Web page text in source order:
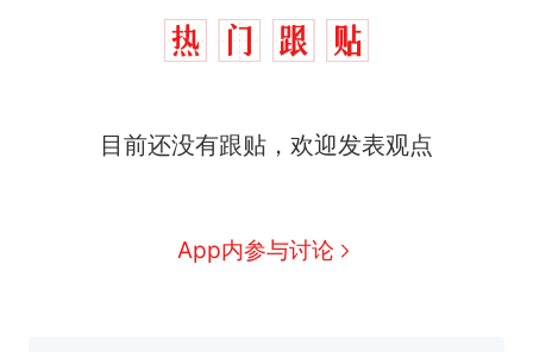
目前还没有跟贴，欢迎发表观点
App内参与讨论
热
那个在床头放菜刀的女孩，
号，仅凭视频评出？中国烹饪
笔试第一被第二名传话劝弃考
官方通报